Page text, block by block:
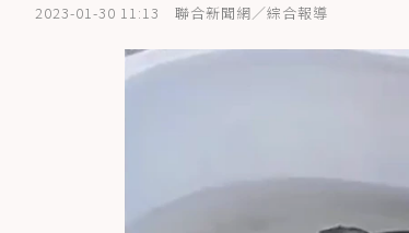
2023-01-30 11:13 聯合新聞網／綜合報導